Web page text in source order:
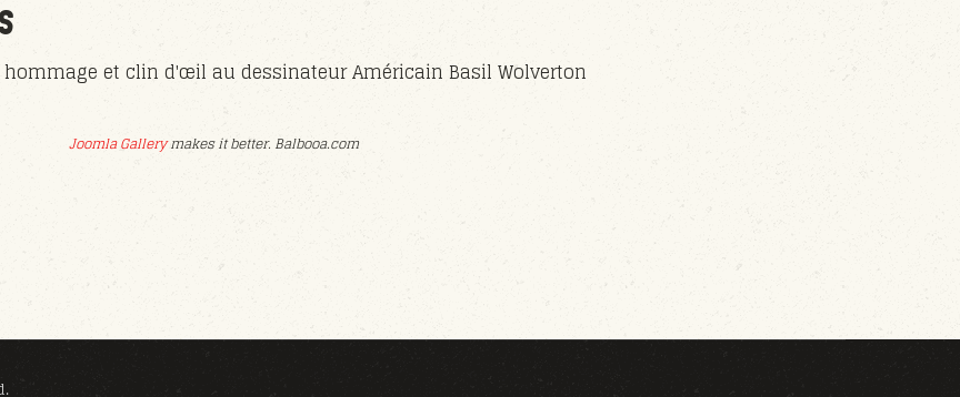
hommage et clin d'œil au dessinateur Américain Basil Wolverton
Joomla Gallerymakes it better. Balbooa.com